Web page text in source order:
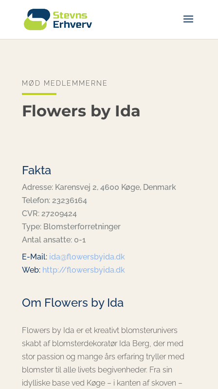
MØD MEDLEMMERNE
Flowers by Ida
Fakta
Adresse: Karensvej 2, 4600 Køge, Denmark
Telefon: 23236164
CVR: 27209424
Type: Blomsterforretninger
Antal ansatte: 0-1
E-Mail: ida@flowersbyida.dk
Web: http://flowersbyida.dk
Om Flowers by Ida
Flowers by Ida er et kreativt blomsterunivers
skabt af blomsterdekoratør Ida Berg, der med
stor passion og mange års erfaring tryller med
blomster til alle livets begivenheder. Fra sin
idylliske base ved Køge – i kanten af skoven –